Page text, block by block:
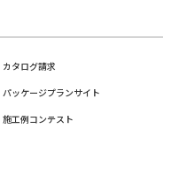
カタログ請求
パッケージプランサイト
施工例コンテスト